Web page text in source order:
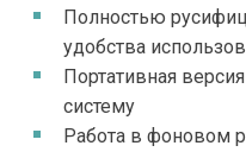
Полностью
удобства
Портативная
систему
Работа в фоновом